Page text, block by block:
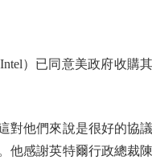
）已同意美政府收購
他們來說是很好的協
感謝英特爾行政總裁